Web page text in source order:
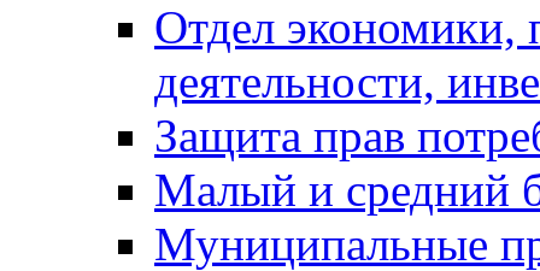
Отдел экономики,
деятельности,
Защита прав
Малый и средний
Муниципальные